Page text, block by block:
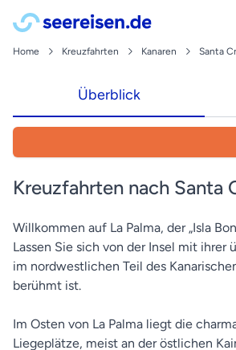
Home Kreuzfahrten Kanaren Santa
Überblick
Kreuzfahrten nach Santa
Willkommen auf La Palma, der „Isla
Lassen Sie sich von der Insel mit
im nordwestlichen Teil des
berühmt ist.
Im Osten von La Palma liegt die
Liegeplätze, meist an der östlichen